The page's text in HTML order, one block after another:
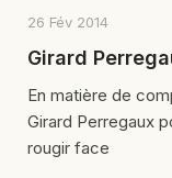
26 Fév 2014
Girard
En matière de
Girard Perregaux
rougir face